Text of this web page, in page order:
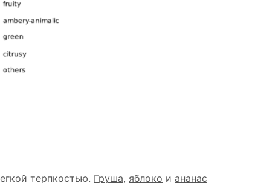
терпкостью. Груша, яблоко и ананас